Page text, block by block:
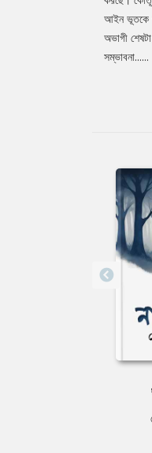
আইন ভূতকে
অভাগী
সম্ভাবনা......